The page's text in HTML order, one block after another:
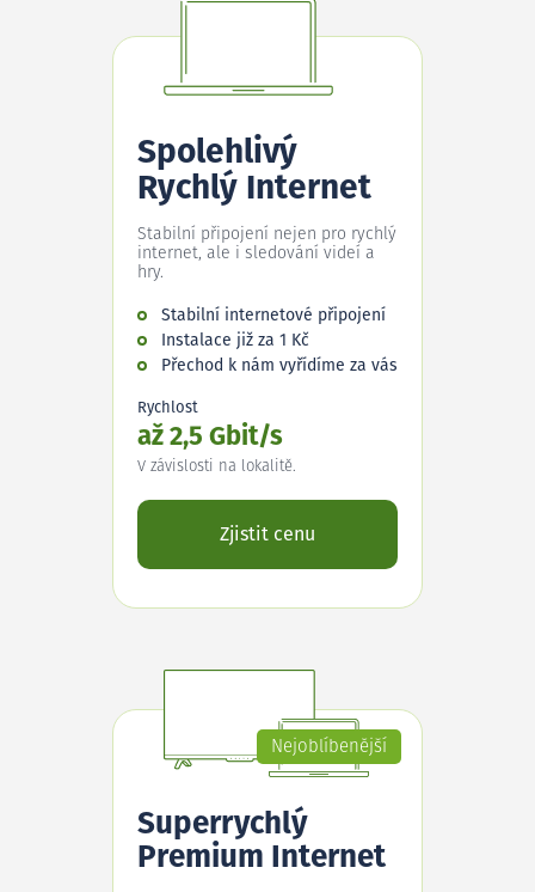
Spolehlivý
Rychlý Internet
Stabilní připojení nejen pro rychlý
internet, ale i sledování videí a
hry.
Stabilní internetové připojení
Instalace již za 1 Kč
Přechod k nám vyřídíme za vás
Rychlost
až 2,5 Gbit/s
V závislosti na lokalitě.
Zjistit cenu
Nejoblíbenější
Superrychlý
Premium Internet